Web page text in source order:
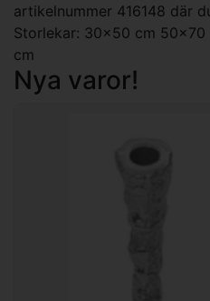
artikelnummer 416148 där
Storlekar: 30x50 cm
cm
Nya varor!